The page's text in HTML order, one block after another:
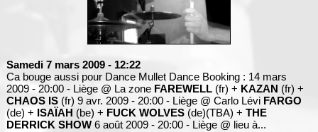
Samedi 7 mars 2009 - 12:22
Ca bouge aussi pour Dance Mullet Dance Booking : 14 mars
2009 - 20:00 - Liège @ La zone FAREWELL(fr) + KAZAN (fr) +
CHAOS IS(fr) 9 avr. 2009 - 20:00 - Liège @ Carlo Lévi FARGO
(de) + ISAÏAH (be) + FUCK WOLVES(de)(TBA) + THE
DERRICK SHOW6 août 2009 - 20:00 - Liège @ lieu à...